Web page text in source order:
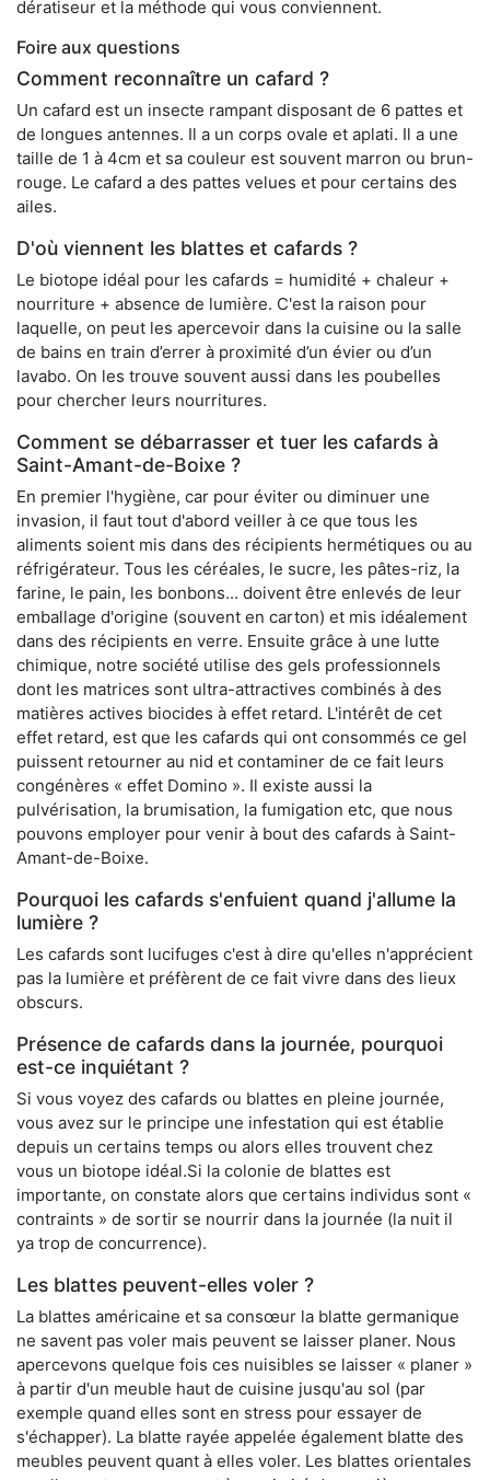
dératiseur et la méthode qui vous conviennent.
Foire aux questions
Comment reconnaître un cafard ?
Un cafard est un insecte rampant disposant de 6 pattes et
de longues antennes. Il a un corps ovale et aplati. Il a une
taille de 1 à 4cm et sa couleur est souvent marron ou brun-
rouge. Le cafard a des pattes velues et pour certains des
ailes.
D'où viennent les blattes et cafards ?
Le biotope idéal pour les cafards = humidité + chaleur +
nourriture + absence de lumière. C'est la raison pour
laquelle, on peut les apercevoir dans la cuisine ou la salle
de bains en train d’errer à proximité d’un évier ou d’un
lavabo. On les trouve souvent aussi dans les poubelles
pour chercher leurs nourritures.
Comment se débarrasser et tuer les cafards à
Saint-Amant-de-Boixe ?
En premier l'hygiène, car pour éviter ou diminuer une
invasion, il faut tout d'abord veiller à ce que tous les
aliments soient mis dans des récipients hermétiques ou au
réfrigérateur. Tous les céréales, le sucre, les pâtes-riz, la
farine, le pain, les bonbons... doivent être enlevés de leur
emballage d'origine (souvent en carton) et mis idéalement
dans des récipients en verre. Ensuite grâce à une lutte
chimique, notre société utilise des gels professionnels
dont les matrices sont ultra-attractives combinés à des
matières actives biocides à effet retard. L'intérêt de cet
effet retard, est que les cafards qui ont consommés ce gel
puissent retourner au nid et contaminer de ce fait leurs
congénères « effet Domino ». Il existe aussi la
pulvérisation, la brumisation, la fumigation etc, que nous
pouvons employer pour venir à bout des cafards à Saint-
Amant-de-Boixe.
Pourquoi les cafards s'enfuient quand j'allume la
lumière ?
Les cafards sont lucifuges c'est à dire qu'elles n'apprécient
pas la lumière et préfèrent de ce fait vivre dans des lieux
obscurs.
Présence de cafards dans la journée, pourquoi
est-ce inquiétant ?
Si vous voyez des cafards ou blattes en pleine journée,
vous avez sur le principe une infestation qui est établie
depuis un certains temps ou alors elles trouvent chez
vous un biotope idéal.Si la colonie de blattes est
importante, on constate alors que certains individus sont «
contraints » de sortir se nourrir dans la journée (la nuit il
ya trop de concurrence).
Les blattes peuvent-elles voler ?
La blattes américaine et sa consœur la blatte germanique
ne savent pas voler mais peuvent se laisser planer. Nous
apercevons quelque fois ces nuisibles se laisser « planer »
à partir d'un meuble haut de cuisine jusqu'au sol (par
exemple quand elles sont en stress pour essayer de
s'échapper). La blatte rayée appelée également blatte des
meubles peuvent quant à elles voler. Les blattes orientales